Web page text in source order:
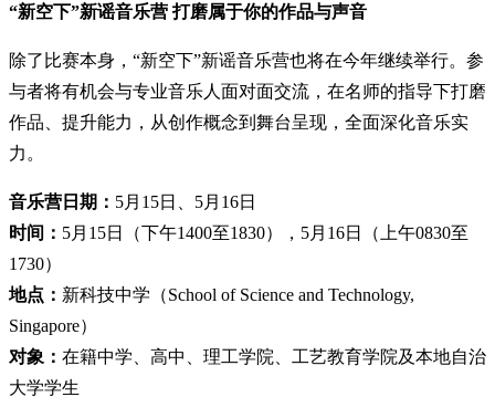
“新空下”新谣音乐营 打磨属于你的作品与声音
除了比赛本身，“新空下”新谣音乐营也将在今年继续举行。参
与者将有机会与专业音乐人面对面交流，在名师的指导下打磨
作品、提升能力，从创作概念到舞台呈现，全面深化音乐实
力。
音乐营日期： 5月15日、5月16日
时间： 5月15日（下午1400至1830），5月16日（上午0830至
1730）
地点： 新科技中学（School of Science and Technology,
Singapore）
对象： 在籍中学、高中、理工学院、工艺教育学院及本地自治
大学学生